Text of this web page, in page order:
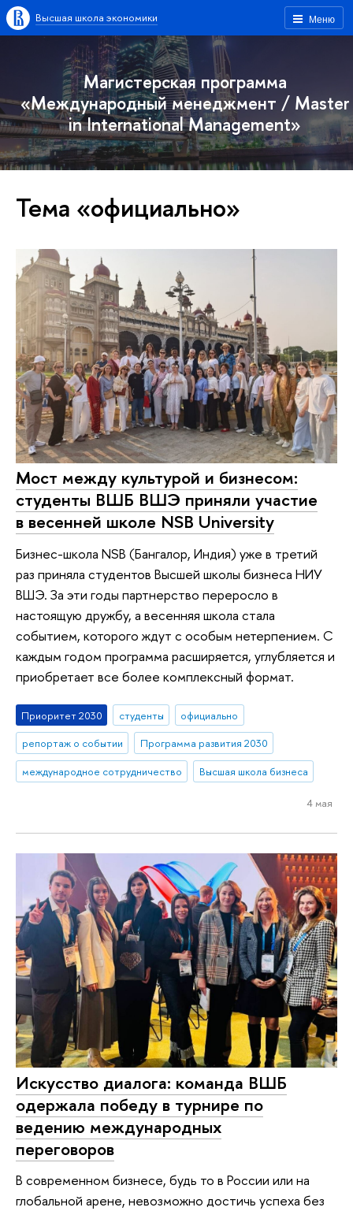
Меню
Высшая школа экономики
Магистерская программа
«Международный менеджмент / Master
in International Management»
Тема «официально»
Мост между культурой и бизнесом:
студенты ВШБ ВШЭ приняли участие
в весенней школе NSB University
Бизнес-школа NSB (Бангалор, Индия) уже в третий
раз приняла студентов Высшей школы бизнеса НИУ
ВШЭ. За эти годы партнерство переросло в
настоящую дружбу, а весенняя школа стала
событием, которого ждут с особым нетерпением. С
каждым годом программа расширяется, углубляется и
приобретает все более комплексный формат.
Приоритет 2030 студенты
официально
репортаж о событии
Программа развития 2030
международное сотрудничество
Высшая школа бизнеса
4 мая
Искусство диалога: команда ВШБ
одержала победу в турнире по
ведению международных
переговоров
В современном бизнесе, будь то в России или на
глобальной арене, невозможно достичь успеха без